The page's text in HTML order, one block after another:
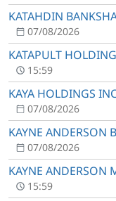
KATAHDIN
07/08/2026
KATAPULT
15:59
KAYA HOLDINGS
07/08/2026
KAYNE ANDERSON
07/08/2026
KAYNE ANDERSON
15:59